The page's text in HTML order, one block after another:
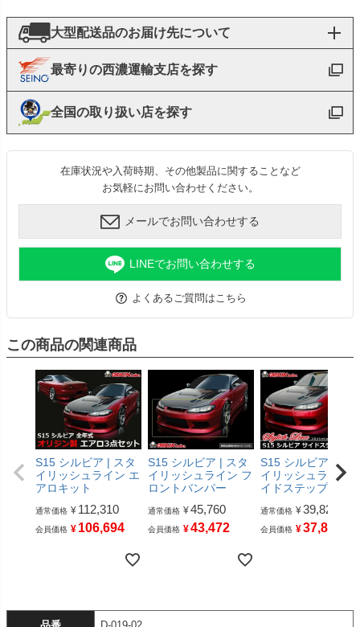
大型配送品のお届け先について
最寄りの西濃運輸支店を探す
全国の取り扱い店を探す
在庫状況や入荷時期、その他製品に関することなど
お気軽にお問い合わせください。
メールでお問い合わせする
LINEでお問い合わせする
よくあるご質問はこちら
この商品の関連商品
S15 シルビア | スタ
イリッシュライン エ
アロキット
通常価格 ¥ 112,310
会員価格 ¥ 106,694
S15 シルビア | スタ
イリッシュライン フ
ロントバンパー
通常価格 ¥45,760
会員価格 ¥43,472
S15 シルビア | スタ
イリッシュライン
イドステップ
通常価格 ¥39,820
会員価格 ¥37,829